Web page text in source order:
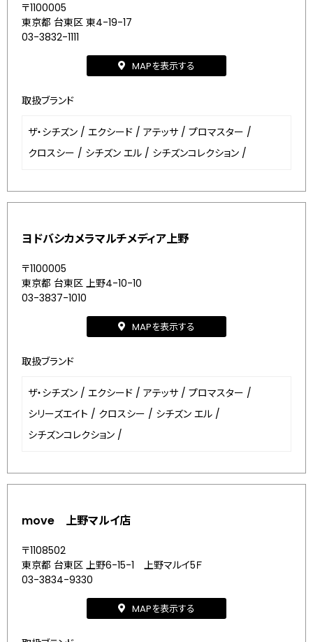
〒1100005
東京都 台東区 東4-19-17
03-3832-1111
MAPを表示する
取扱ブランド
ザ・シチズン / エクシード / アテッサ / プロマスター /
クロスシー / シチズン エル / シチズンコレクション /
ヨドバシカメラマルチメディア上野
〒1100005
東京都 台東区 上野4-10-10
03-3837-1010
MAPを表示する
取扱ブランド
ザ・シチズン / エクシード / アテッサ / プロマスター /
シリーズエイト / クロスシー / シチズン エル /
シチズンコレクション /
move 上野マルイ店
〒1108502
東京都 台東区 上野6-15-1 上野マルイ5Ｆ
03-3834-9330
MAPを表示する